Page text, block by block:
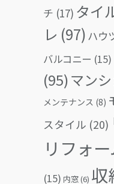
チ (17) タイ
レ (97) ハウ
バルコニー (15)
(95)マン
メンテナンス (8)
スタイル (20)
リフォ
(15) 内窓(6) 収